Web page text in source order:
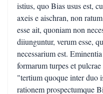
istius, quo Bias usus est,
axeis e aischran, non
esse ait, quoniam non
diiunguntur, verum esse,
necessarium est.
formarum turpes et
"tertium quoque inter duo
rationem prospectumque